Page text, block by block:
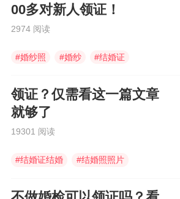
00多对新人领证！
2974 阅读
#婚纱照 #婚纱 #结婚证
领证？仅需看这一篇文章
就够了
19301 阅读
#结婚证结婚 #结婚照照片